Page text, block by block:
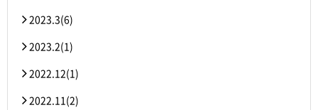
2023.3(6)
2023.2(1)
2022.12(1)
2022.11(2)